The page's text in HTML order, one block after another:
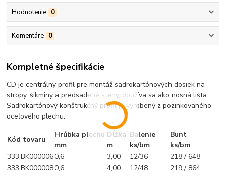
Hodnotenie 0
Komentáre 0
Kompletné špecifikácie
CD je centrálny profil pre montáž sadrokartónových dosiek na
stropy, šikminy a predsadené steny, používa sa ako nosná lišta.
Sadrokartónový konštrukčný profil je vyrobený z pozinkovaného
oceľového plechu.
Kód tovaru
Hrúbka plechu
mm
Dĺžka
m
Balenie
ks/bm
Bunt
ks/bm
333.BK0000060,6 3,00 12/36
218 / 648
333.BK0000080,6 4,00 12/48 219 / 864